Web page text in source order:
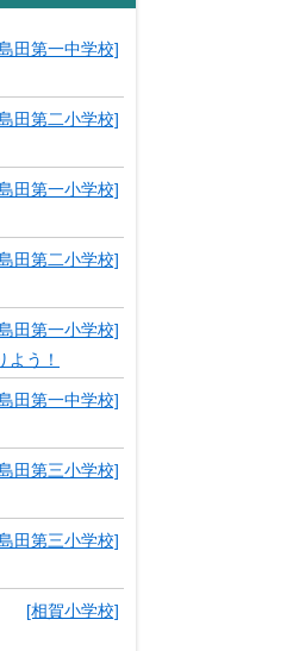
田第一中学校]
田第二小学校]
田第一小学校]
田第二小学校]
田第一小学校]
う！
田第一中学校]
田第三小学校]
田第三小学校]
[相賀小学校]